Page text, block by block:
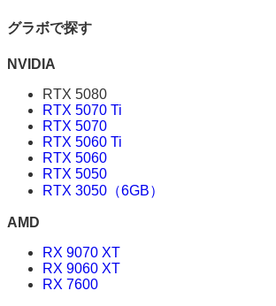
グラボで探す
NVIDIA
RTX 5080
RTX 5070 Ti
RTX 5070
RTX 5060 Ti
RTX 5060
RTX 5050
RTX 3050（6GB）
AMD
RX 9070 XT
RX 9060 XT
RX 7600